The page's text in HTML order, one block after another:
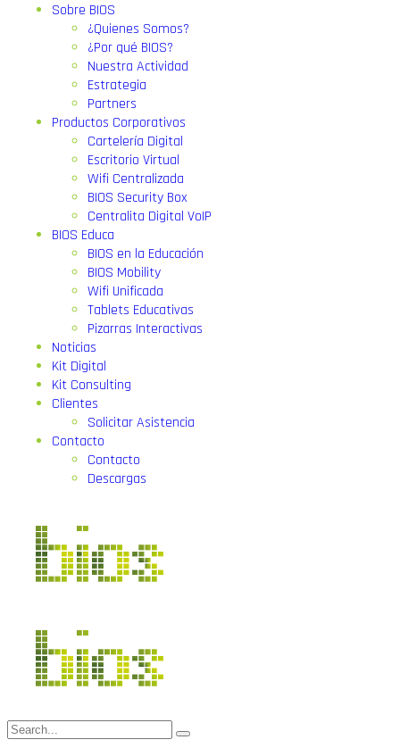
Sobre BIOS
¿Quienes Somos?
¿Por qué BIOS?
Nuestra Actividad
Estrategia
Partners
Productos Corporativos
Cartelería Digital
Escritorio Virtual
Wifi Centralizada
BIOS Security Box
Centralita Digital VoIP
BIOS Educa
BIOS en la Educación
BIOS Mobility
Wifi Unificada
Tablets Educativas
Pizarras Interactivas
Noticias
Kit Digital
Kit Consulting
Clientes
Solicitar Asistencia
Contacto
Contacto
Descargas